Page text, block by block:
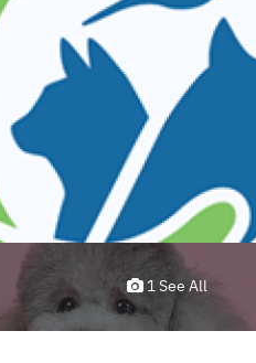
1 See All